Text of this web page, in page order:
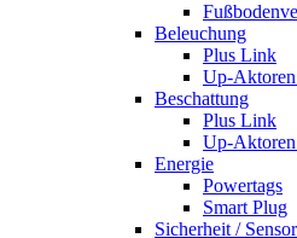
Beleuchung
Plus Link
Up-
Beschattung
Plus Link
Up-Aktoren
Energie
Powertags
Smart Plug
Sicherheit /